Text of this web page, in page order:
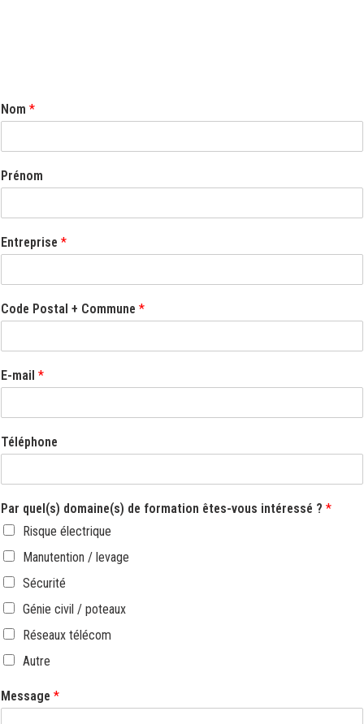
Nom *
Prénom
Entreprise *
Code Postal + Commune *
E-mail *
Téléphone
Par quel(s) domaine(s) de formation êtes-vous intéressé ? *
Risque électrique
Manutention / levage
Sécurité
Génie civil / poteaux
Réseaux télécom
Autre
Message *